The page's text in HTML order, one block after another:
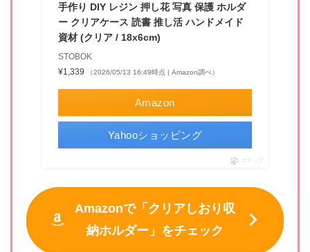
手作り DIY レジン 押し花 写真 保護 ホルダ
ー クリアケース 読書 推し活 ハンドメイド
資材 (クリア / 18x6cm)
STOBOK
¥1,339
（2026/05/13 16:49時点 | Amazon調べ）
Amazon
Yahooショッピング
ポチップ
Amazonで「クリアしおり収
納ホルダー」をチェック